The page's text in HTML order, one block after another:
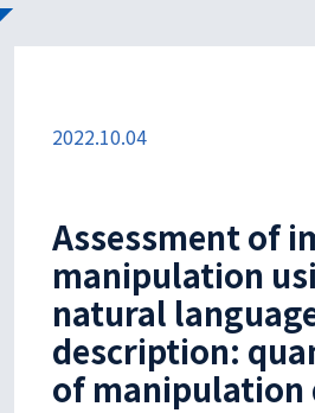
2022.10.04
Assessment of
manipulation
natural
description:
of